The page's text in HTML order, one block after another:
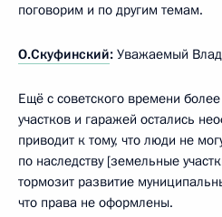
поговорим и по другим темам.
О.Скуфинский: Уважаемый
Ещё с советского времени
участков и гаражей остались
приводит к тому, что люди не
по наследству [земельные
тормозит развитие
что права не оформлены.